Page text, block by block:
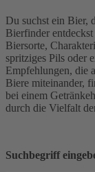
Du suchst ein Bier,
Bierfinder
Biersorte,
spritziges Pils oder
Empfehlungen, die
Biere miteinander,
bei einem
durch die Vielfalt
Suchbegriff